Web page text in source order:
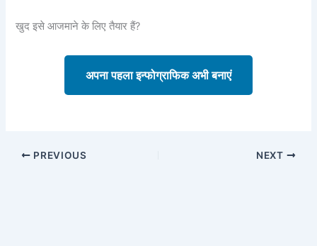
खुद इसे आजमाने के लिए तैयार हैं?
अपना पहला इन्फोग्राफिक अभी बनाएं
PREVIOUS NEXT